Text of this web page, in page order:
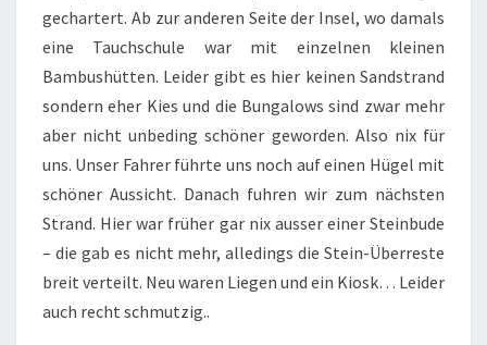
gechartert. Ab zur anderen Seite der Insel, wo damals
eine Tauchschule war mit einzelnen kleinen
Bambushütten. Leider gibt es hier keinen Sandstrand
sondern eher Kies und die Bungalows sind zwar mehr
aber nicht unbeding schöner geworden. Also nix für
uns. Unser Fahrer führte uns noch auf einen Hügel mit
schöner Aussicht. Danach fuhren wir zum nächsten
Strand. Hier war früher gar nix ausser einer Steinbude
– die gab es nicht mehr, alledings die Stein-Überreste
breit verteilt. Neu waren Liegen und ein Kiosk… Leider
auch recht schmutzig..